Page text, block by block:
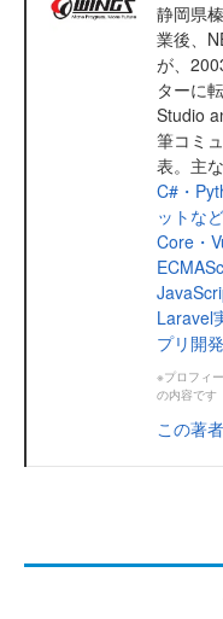
静岡県
業後、
が、
ターに転
Studio
筆コミ
表。主
C#・
ットなど
Core・
Laravel
プリ開
※プロフィ
の内容です
この著